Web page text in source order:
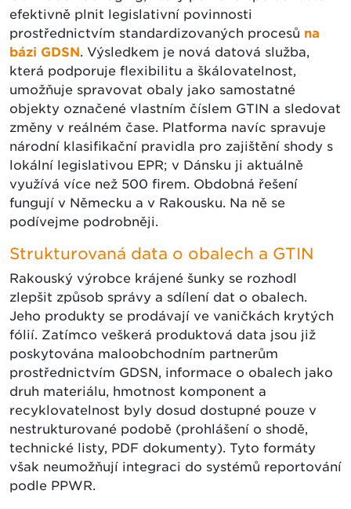
efektivně plnit legislativní povinnosti
prostřednictvím standardizovaných procesů na
bázi GDSN. Výsledkem je nová datová služba,
která podporuje flexibilitu a škálovatelnost,
umožňuje spravovat obaly jako samostatné
objekty označené vlastním číslem GTIN a sledovat
změny v reálném čase. Platforma navíc spravuje
národní klasifikační pravidla pro zajištění shody s
lokální legislativou EPR; v Dánsku ji aktuálně
využívá více než 500 firem. Obdobná řešení
fungují v Německu a v Rakousku. Na ně se
podívejme podrobněji.
Strukturovaná data o obalech a GTIN
Rakouský výrobce krájené šunky se rozhodl
zlepšit způsob správy a sdílení dat o obalech.
Jeho produkty se prodávají ve vaničkách krytých
fólií. Zatímco veškerá produktová data jsou již
poskytována maloobchodním partnerům
prostřednictvím GDSN, informace o obalech jako
druh materiálu, hmotnost komponent a
recyklovatelnost byly dosud dostupné pouze v
nestrukturované podobě (prohlášení o shodě,
technické listy, PDF dokumenty). Tyto formáty
však neumožňují integraci do systémů reportování
podle PPWR.